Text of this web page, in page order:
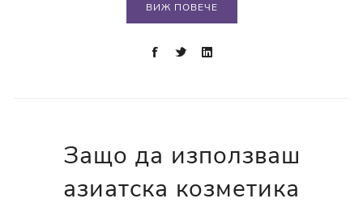
ВИЖ ПОВЕЧЕ
Защо да използваш
азиатска козметика